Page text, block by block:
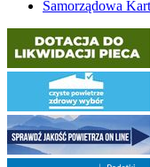
Samorządowa